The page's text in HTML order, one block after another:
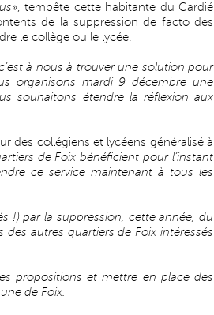
», tempête cette habitante du Cardié
de la suppression de facto des
le collège ou le lycée.
à nous à trouver une solution pour
organisons mardi 9 décembre une
souhaitons étendre la réflexion aux
des collégiens et lycéens généralisé à
de Foix bénéficient pour l’instant
ce service maintenant à tous les
!) par la suppression, cette année, du
autres quartiers de Foix intéressés
propositions et mettre en place des
de Foix.